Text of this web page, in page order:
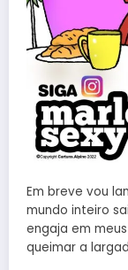
Em breve vou
mundo inteiro
engaja em
queimar a